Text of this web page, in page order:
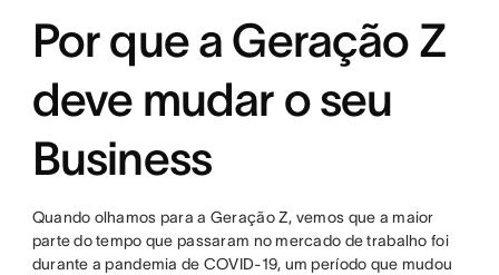
Por que a Geração Z
deve mudar o seu
Business
Quando olhamos para a Geração Z, vemos que a maior
parte do tempo que passaram no mercado de trabalho foi
durante a pandemia de COVID-19, um período que mudou